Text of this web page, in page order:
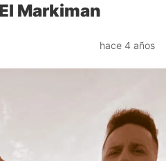
Markiman
hace 4 años